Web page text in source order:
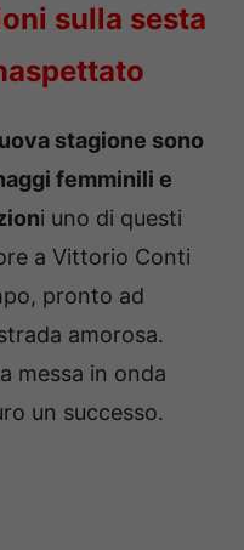
sulla sesta
stagione sono
femminili e
i uno di questi
a Vittorio Conti
pronto ad
amorosa.
messa in onda
un successo.